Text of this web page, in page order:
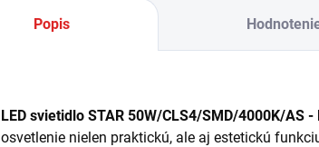
Popis
LED svietidlo STAR 50W/CLS4/SMD/4000K/AS -
osvetlenie nielen praktickú, ale aj estetickú